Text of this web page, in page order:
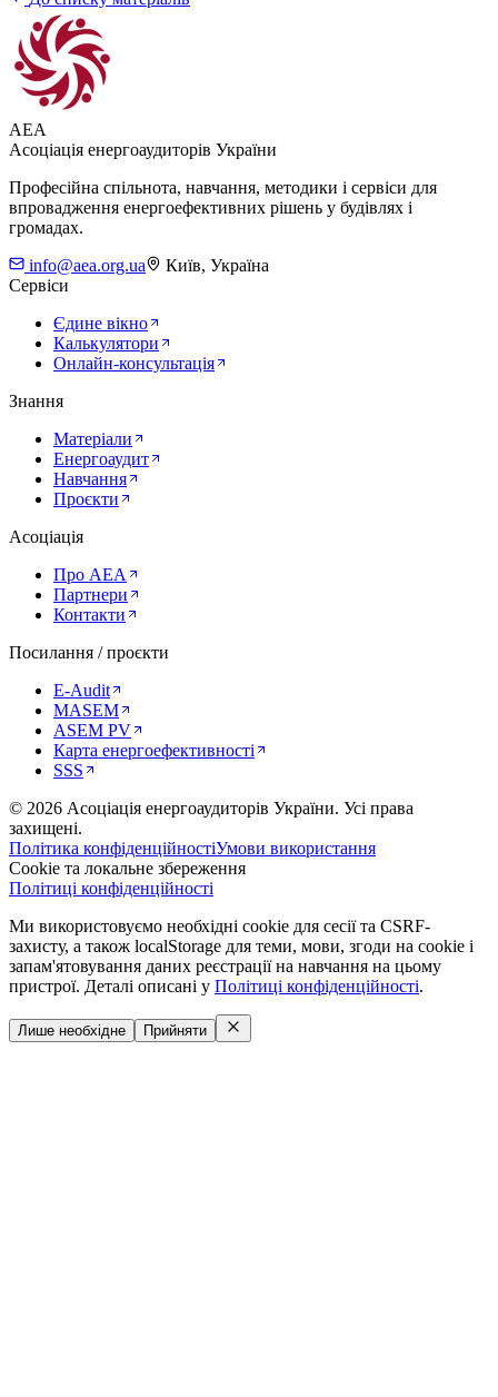
AEA
Асоціація енергоаудиторів України
Професійна спільнота, навчання, методики і сервіси для
впровадження енергоефективних рішень у будівлях і
громадах.
info@aea.org.ua
Київ, Україна
Сервіси
Єдине вікно
Калькулятори
Онлайн-консультація
Знання
Матеріали
Енергоаудит
Навчання
Проєкти
Асоціація
Про AEA
Партнери
Контакти
Посилання / проєкти
E-Audit
MASEM
ASEM PV
Карта енергоефективності
SSS
© 2026 Асоціація енергоаудиторів України. Усі права
захищені.
Політика конфіденційностіУмови використання
Cookie та локальне збереження
Політиці конфіденційності
Ми використовуємо необхідні cookie для сесії та CSRF-
захисту, а також localStorage для теми, мови, згоди на cookie і
запам'ятовування даних реєстрації на навчання на цьому
пристрої. Деталі описані у Політиці конфіденційності.
Лише необхідне Прийняти